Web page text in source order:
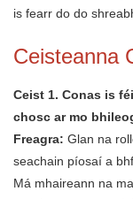
is fearr do do
Ceisteanna
Ceist 1. Conas is
chosc ar mo
Freagra: Glan na
seachain píosaí a
Má mhaireann na